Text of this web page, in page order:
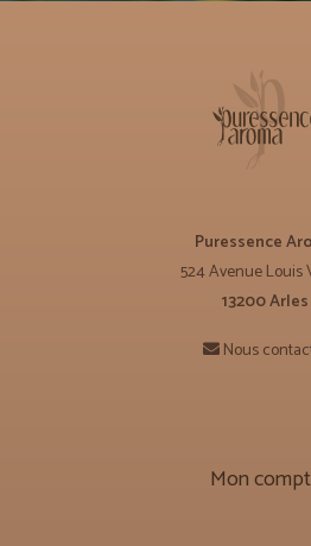
Puressence
524 Avenue Louis
13200 Arles
Nous
Mon